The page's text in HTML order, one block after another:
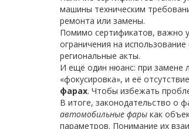
машины техническим
ремонта или замены.
Помимо сертификатов, важно
ограничения на
региональные акты.
И ещё один нюанс: при замене
«фокусировка», и её
фарах. Чтобы избежать
В итоге, законодательство о
автомобильные фары как
параметров. Понимание их